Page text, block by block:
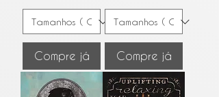
Compre já Compre já